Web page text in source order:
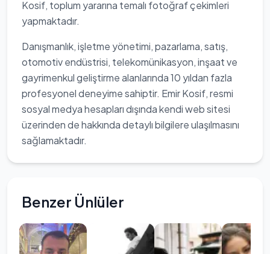
Kosif, toplum yararına temalı fotoğraf çekimleri
yapmaktadır.
Danışmanlık, işletme yönetimi, pazarlama, satış,
otomotiv endüstrisi, telekomünikasyon, inşaat ve
gayrimenkul geliştirme alanlarında 10 yıldan fazla
profesyonel deneyime sahiptir. Emir Kosif, resmi
sosyal medya hesapları dışında kendi web sitesi
üzerinden de hakkında detaylı bilgilere ulaşılmasını
sağlamaktadır.
Benzer Ünlüler